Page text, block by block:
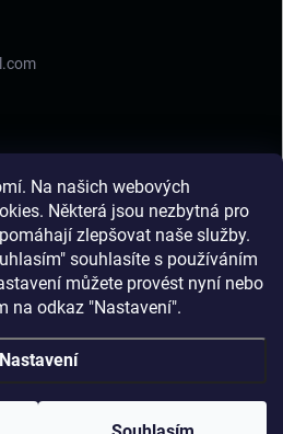
Na našich webových
Některá jsou nezbytná pro
zlepšovat naše služby.
souhlasíte s používáním
můžete provést nyní nebo
na odkaz "Nastavení".
Nastavení
FB profilu
pro estetickou medicínu a
. Všechna práva vyhrazena.